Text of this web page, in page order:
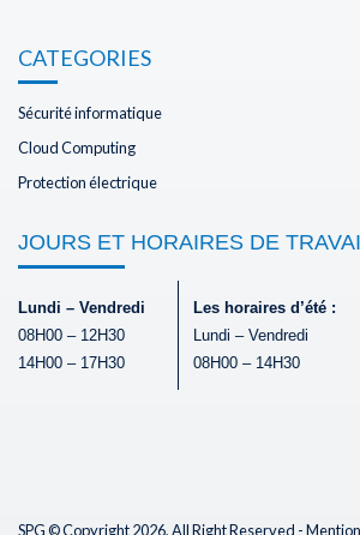
CATEGORIES
Sécurité informatique
Cloud Computing
Protection électrique
JOURS ET HORAIRES DE
Lundi – Vendredi
08H00 – 12H30
14H00 – 17H30
Les horaires d’été :
Lundi – Vendredi
08H00 – 14H30
SPG © Copyright 2026, All Right Reserved -